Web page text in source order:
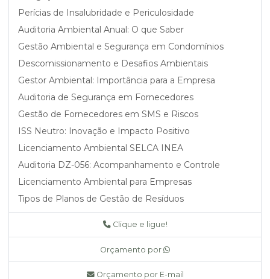
Perícias de Insalubridade e Periculosidade
Auditoria Ambiental Anual: O que Saber
Gestão Ambiental e Segurança em Condomínios
Descomissionamento e Desafios Ambientais
Gestor Ambiental: Importância para a Empresa
Auditoria de Segurança em Fornecedores
Gestão de Fornecedores em SMS e Riscos
ISS Neutro: Inovação e Impacto Positivo
Licenciamento Ambiental SELCA INEA
Auditoria DZ-056: Acompanhamento e Controle
Licenciamento Ambiental para Empresas
Tipos de Planos de Gestão de Resíduos
Perícia e Assistência Técnica Ambiental
Perícia em Segurança do Trabalho
Compliance e Due Diligence Ambiental
Clique e ligue!
Orçamento por
Orçamento por E-mail